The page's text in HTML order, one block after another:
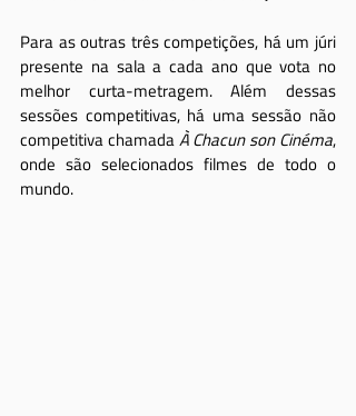
Para as outras três competições, há um júri
presente na sala a cada ano que vota no
melhor curta-metragem. Além dessas
sessões competitivas, há uma sessão não
competitiva chamada À Chacun son Cinéma,
onde são selecionados filmes de todo o
mundo.